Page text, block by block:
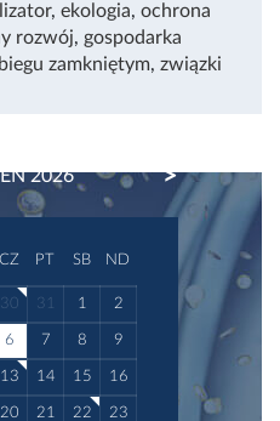
, ekologia, ochrona
rozwój, gospodarka
zamkniętym, związki
2026 NEXT
CZ PT SB ND
30 31 1 2
6 7 8 9
13 14 15 16
20 21 22 23